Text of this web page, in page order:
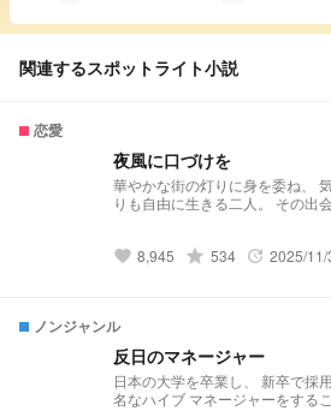
関連するスポットライト小説
恋愛
夜風に口づけを
華やかな街の灯りに身を委ね、 気まぐれに人と関わり、 誰よ
りも自由に生きる二人。 その出会いは、 ただの一夜の気まぐ
遊び、 そして人の温もりを求める癖は消えない。 心の奥に芽
さと、 離れられない熱に溺れる二人の行方は、 愛か、それと
も依存か。 ⚠︎自己満足小説 ⚠︎
favorite 8,945 grade 534 update 2025/11/
ノンジャンル
反日のマネージャー
日本の大学を卒業し、 新卒で採
名なハイブ マネージャーをする